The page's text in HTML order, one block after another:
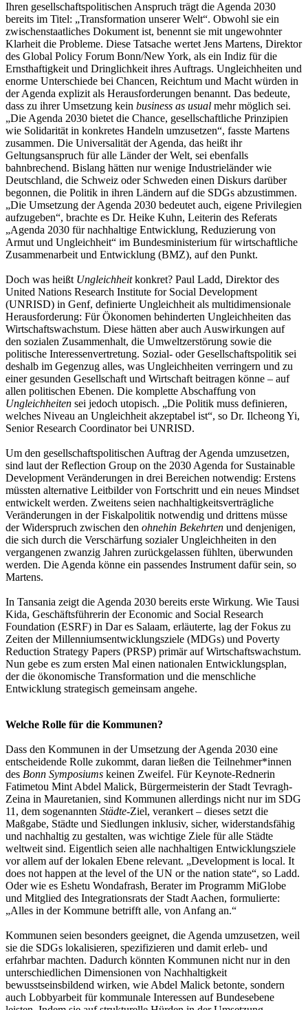
Ihren gesellschaftspolitischen Anspruch trägt die Agenda 2030
bereits im Titel: „Transformation unserer Welt“. Obwohl sie ein
zwischenstaatliches Dokument ist, benennt sie mit ungewohnter
Klarheit die Probleme. Diese Tatsache wertet Jens Martens, Direktor
des Global Policy Forum Bonn/New York, als ein Indiz für die
Ernsthaftigkeit und Dringlichkeit ihres Auftrags. Ungleichheiten und
enorme Unterschiede bei Chancen, Reichtum und Macht würden in
der Agenda explizit als Herausforderungen benannt. Das bedeute,
dass zu ihrer Umsetzung kein business as usual mehr möglich sei.
„Die Agenda 2030 bietet die Chance, gesellschaftliche Prinzipien
wie Solidarität in konkretes Handeln umzusetzen“, fasste Martens
zusammen. Die Universalität der Agenda, das heißt ihr
Geltungsanspruch für alle Länder der Welt, sei ebenfalls
bahnbrechend. Bislang hätten nur wenige Industrieländer wie
Deutschland, die Schweiz oder Schweden einen Diskurs darüber
begonnen, die Politik in ihren Ländern auf die SDGs abzustimmen.
„Die Umsetzung der Agenda 2030 bedeutet auch, eigene Privilegien
aufzugeben“, brachte es Dr. Heike Kuhn, Leiterin des Referats
„Agenda 2030 für nachhaltige Entwicklung, Reduzierung von
Armut und Ungleichheit“ im Bundesministerium für wirtschaftliche
Zusammenarbeit und Entwicklung (BMZ), auf den Punkt.
Doch was heißt Ungleichheitkonkret? Paul Ladd, Direktor des
United Nations Research Institute for Social Development
(UNRISD) in Genf, definierte Ungleichheit als multidimensionale
Herausforderung: Für Ökonomen behinderten Ungleichheiten das
Wirtschaftswachstum. Diese hätten aber auch Auswirkungen auf
den sozialen Zusammenhalt, die Umweltzerstörung sowie die
politische Interessenvertretung. Sozial- oder Gesellschaftspolitik sei
deshalb im Gegenzug alles, was Ungleichheiten verringern und zu
einer gesunden Gesellschaft und Wirtschaft beitragen könne – auf
allen politischen Ebenen. Die komplette Abschaffung von
Ungleichheiten sei jedoch utopisch. „Die Politik muss definieren,
welches Niveau an Ungleichheit akzeptabel ist“, so Dr. Ilcheong Yi,
Senior Research Coordinator bei UNRISD.
Um den gesellschaftspolitischen Auftrag der Agenda umzusetzen,
sind laut der Reflection Group on the 2030 Agenda for Sustainable
Development Veränderungen in drei Bereichen notwendig: Erstens
müssten alternative Leitbilder von Fortschritt und ein neues Mindset
entwickelt werden. Zweitens seien nachhaltigkeitsverträgliche
Veränderungen in der Fiskalpolitik notwendig und drittens müsse
der Widerspruch zwischen den ohnehin Bekehrten und denjenigen,
die sich durch die Verschärfung sozialer Ungleichheiten in den
vergangenen zwanzig Jahren zurückgelassen fühlten, überwunden
werden. Die Agenda könne ein passendes Instrument dafür sein, so
Martens.
In Tansania zeigt die Agenda 2030 bereits erste Wirkung. Wie Tausi
Kida, Geschäftsführerin der Economic and Social Research
Foundation (ESRF) in Dar es Salaam, erläuterte, lag der Fokus zu
Zeiten der Millenniumsentwicklungsziele (MDGs) und Poverty
Reduction Strategy Papers (PRSP) primär auf Wirtschaftswachstum.
Nun gebe es zum ersten Mal einen nationalen Entwicklungsplan,
der die ökonomische Transformation und die menschliche
Entwicklung strategisch gemeinsam angehe.
Welche Rolle für die Kommunen?
Dass den Kommunen in der Umsetzung der Agenda 2030 eine
entscheidende Rolle zukommt, daran ließen die Teilnehmer*innen
des Bonn Symposiums keinen Zweifel. Für Keynote-Rednerin
Fatimetou Mint Abdel Malick, Bürgermeisterin der Stadt Tevragh-
Zeina in Mauretanien, sind Kommunen allerdings nicht nur im SDG
11, dem sogenannten Städte-Ziel, verankert – dieses setzt die
Maßgabe, Städte und Siedlungen inklusiv, sicher, widerstandsfähig
und nachhaltig zu gestalten, was wichtige Ziele für alle Städte
weltweit sind. Eigentlich seien alle nachhaltigen Entwicklungsziele
vor allem auf der lokalen Ebene relevant. „Development is local. It
does not happen at the level of the UN or the nation state“, so Ladd.
Oder wie es Eshetu Wondafrash, Berater im Programm MiGlobe
und Mitglied des Integrationsrats der Stadt Aachen, formulierte:
„Alles in der Kommune betrifft alle, von Anfang an.“
Kommunen seien besonders geeignet, die Agenda umzusetzen, weil
sie die SDGs lokalisieren, spezifizieren und damit erleb- und
erfahrbar machten. Dadurch könnten Kommunen nicht nur in den
unterschiedlichen Dimensionen von Nachhaltigkeit
bewusstseinsbildend wirken, wie Abdel Malick betonte, sondern
auch Lobbyarbeit für kommunale Interessen auf Bundesebene